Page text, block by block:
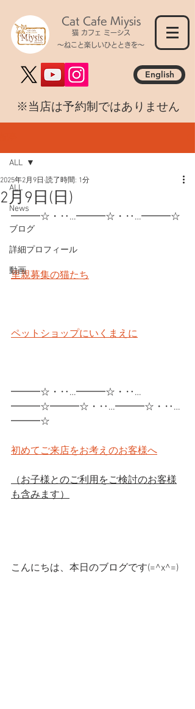
Cat Cafe Miysis
猫 カフェ ミーシス
～ねこと楽しいひとときを～
English
​※当店は予約制ではありません
ALL
News
ブログ
詳細プロフィール
動画
ALL
2月9日(日)
2025年2月9日 読了時間: 1分
━━━☆・‥…━━━☆・‥…━━━☆
里親募集の猫たち
ペットショップにいくまえに
━━━☆・‥…━━━☆・‥…
━━━☆━━━☆・‥…━━━☆・‥…
━━━☆
初めてご来店をお考えのお客様へ
（お子様とのご利用をご検討のお客様
も含みます）
こんにちは、本日のブログです(=^x^=)